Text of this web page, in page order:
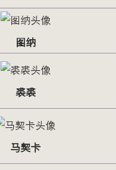
图纳
裘裘
马契卡